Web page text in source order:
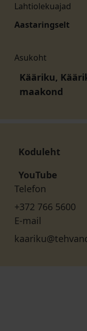
Lahtiolekuajad
Aastaringselt
Asukoht
Kääriku,
maakond
Koduleht
YouTube
Telefon
+372 766 5600
E-mail